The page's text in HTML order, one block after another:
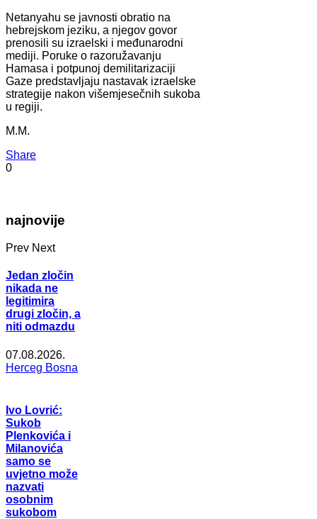
Netanyahu se javnosti obratio na
hebrejskom jeziku, a njegov govor
prenosili su izraelski i međunarodni
mediji. Poruke o razoružavanju
Hamasa i potpunoj demilitarizaciji
Gaze predstavljaju nastavak izraelske
strategije nakon višemjesečnih sukoba
u regiji.
M.M.
Share
0
najnovije
Prev Next
Jedan zločin
nikada ne
legitimira
drugi zločin, a
niti odmazdu
07.08.2026.
Herceg Bosna
Ivo Lovrić:
Sukob
Plenkovića i
Milanovića
samo se
uvjetno može
nazvati
osobnim
sukobom